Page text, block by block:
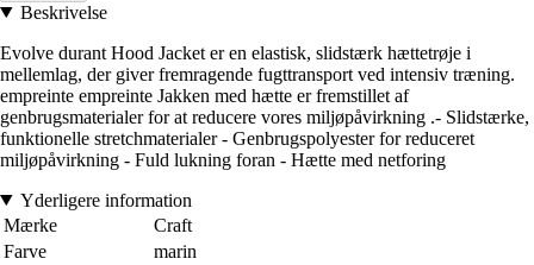
Beskrivelse
Evolve durant Hood Jacket er en elastisk, slidstærk hættetrøje i
mellemlag, der giver fremragende fugttransport ved intensiv træning.
empreinte empreinte Jakken med hætte er fremstillet af
genbrugsmaterialer for at reducere vores miljøpåvirkning .- Slidstærke,
funktionelle stretchmaterialer - Genbrugspolyester for reduceret
miljøpåvirkning - Fuld lukning foran - Hætte med netforing
Yderligere information
Mærke
Craft
Farve
marin